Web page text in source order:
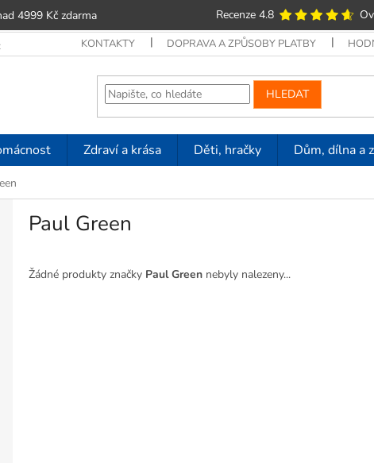
4999 Kč zdarma Recenze 4.8
KONTAKTY DOPRAVA A ZPŮSOBY PLATBY
HLEDAT
Zdraví a krása Děti, hračky Dům, dílna a
Paul Green
Žádné produkty značky Paul Green nebyly nalezeny...